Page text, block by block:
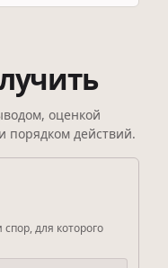
оценкой
порядком действий.
для которого